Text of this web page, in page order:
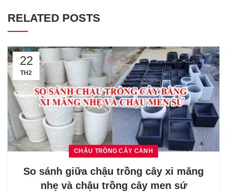
RELATED POSTS
22
TH2
CHẬU TRỒNG CÂY CẢNH
So sánh giữa chậu trồng cây xi măng
nhẹ và chậu trồng cây men sứ